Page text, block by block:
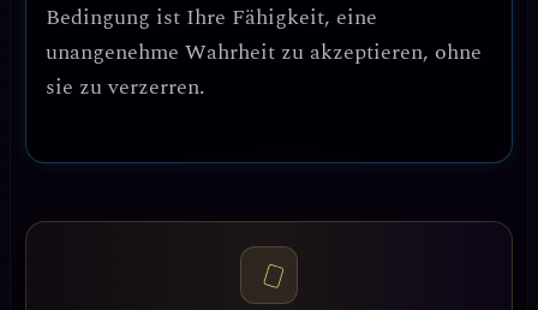
Bedingung ist Ihre Fähigkeit, eine
unangenehme Wahrheit zu akzeptieren, ohne
sie zu verzerren.